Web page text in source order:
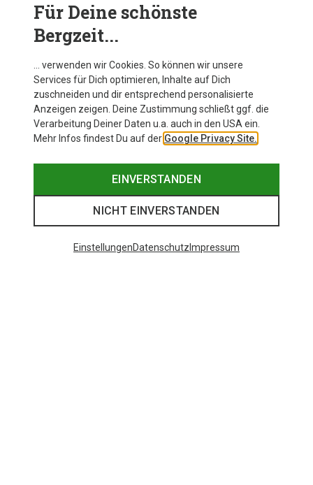
Für Deine schönste
Bergzeit...
… verwenden wir Cookies. So können wir unsere
Services für Dich optimieren, Inhalte auf Dich
zuschneiden und dir entsprechend personalisierte
Anzeigen zeigen. Deine Zustimmung schließt ggf. die
Verarbeitung Deiner Daten u.a. auch in den USA ein.
Mehr Infos findest Du auf der Google Privacy Site.
EINVERSTANDEN
NICHT EINVERSTANDEN
EinstellungenDatenschutz Impressum